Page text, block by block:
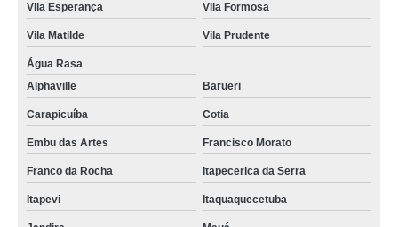
Vila Esperança Vila Formosa
Vila Matilde Vila Prudente
Água Rasa
Alphaville
Barueri
Carapicuíba Cotia
Embu das Artes Francisco Morato
Franco da Rocha Itapecerica da Serra
Itapevi Itaquaquecetuba